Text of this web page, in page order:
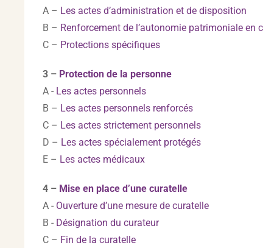
A – Les actes d’administration et de disposition
B – Renforcement de l’autonomie patrimoniale en
C – Protections spécifiques
3 – Protection de la personne
A - Les actes personnels
B – Les actes personnels renforcés
C – Les actes strictement personnels
D – Les actes spécialement protégés
E – Les actes médicaux
4 – Mise en place d’une curatelle
A - Ouverture d’une mesure de curatelle
B - Désignation du curateur
C – Fin de la curatelle